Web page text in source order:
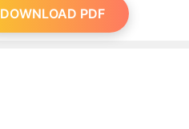
DOWNLOAD PDF